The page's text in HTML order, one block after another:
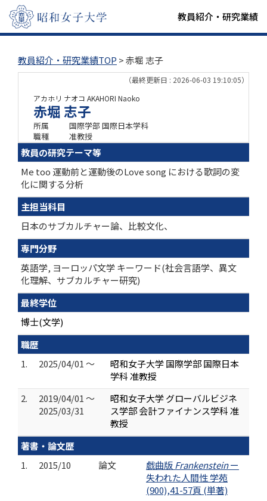
教員紹介・研究業績
教員紹介・研究業績TOP > 赤堀 志子
（最終更新日 : 2026-06-03 19:10:05）
アカホリ ナオコ AKAHORI Naoko
赤堀 志子
所属
国際学部 国際日本学科
職種
准教授
教員の研究テーマ等
Me too 運動前と運動後のLove song における歌詞の変
化に関する分析
主担当科目
日本のサブカルチャー論、比較文化、
専門分野
英語学, ヨーロッパ文学 キーワード(社会言語学、異文
化理解、サブカルチャー研究)
最終学位
博士(文学)
職歴
1.
2025/04/01 ～
昭和女子大学 国際学部 国際日本
学科 准教授
2.
2019/04/01 ～
2025/03/31
昭和女子大学 グローバルビジネ
ス学部 会計ファイナンス学科 准
教授
著書・論文歴
1.
2015/10 論文 戯曲版Frankensteinー
失われた人間性 学苑
(900),41-57頁 (単著)